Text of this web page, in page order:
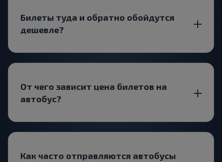
Билеты туда и обратно обойдутся
дешевле?
От чего зависит цена билетов на
автобус?
Как часто отправляются автобусы